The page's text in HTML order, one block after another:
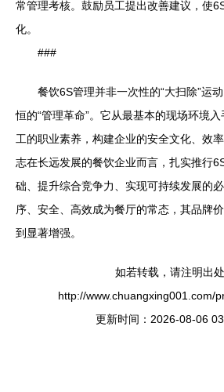
常管理考核。鼓励员工提出改善建议，使
化。
###
餐饮6S管理并非一次性的“大扫除”运
恒的“管理革命”。它从最基本的现场环境
工的职业素养，构建企业的安全文化、效
志在长远发展的餐饮企业而言，扎实推行
础、提升综合竞争力、实现可持续发展的
序、安全、高效成为餐厅的常态，其品牌
到显著增强。
如若转载，请注明出处
http://www.chuangxing001.com/
更新时间：2026-08-06